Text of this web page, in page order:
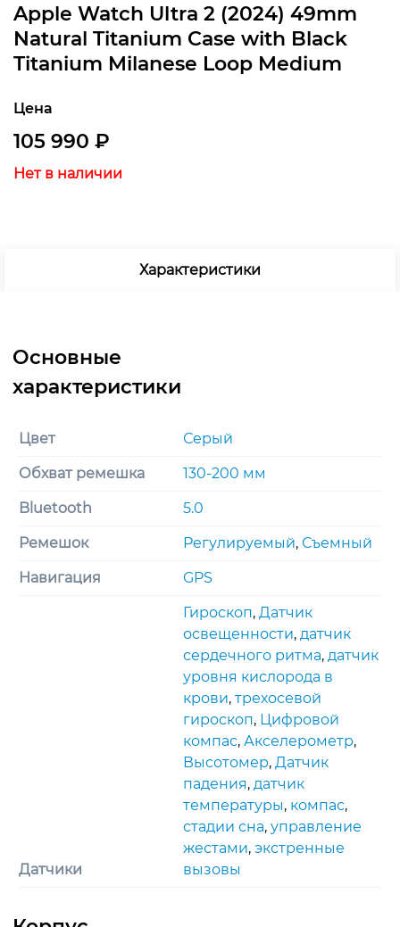
Apple Watch Ultra 2 (2024) 49mm
Natural Titanium Case with Black
Titanium Milanese Loop Medium
Цена
105 990 ₽
Нет в наличии
Характеристики
Цвет Серый
Обхват ремешка 130-200 мм
Bluetooth 5.0
Ремешок Регулируемый, Съемный
Навигация GPS
Датчики
Гироскоп, Датчик
освещенности, датчик
сердечного ритма, датчик
уровня кислорода в
крови, трехосевoй
гироскоп, Цифровой
компас, Акселерометр,
Высотомер, Датчик
падения, датчик
температуры, компас,
стадии сна, управление
жестами, экстренные
вызовы